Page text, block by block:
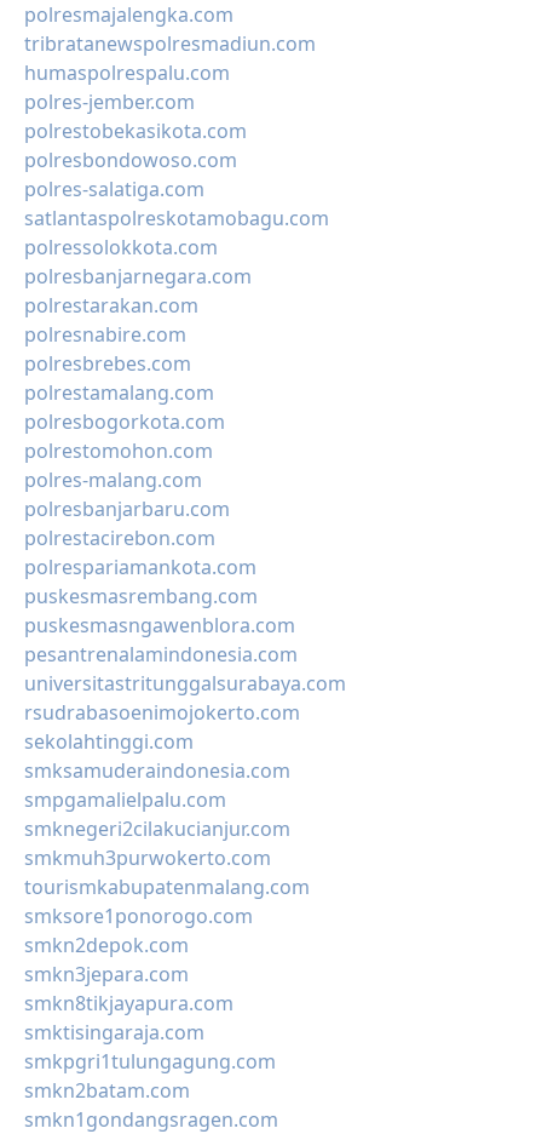
polresmajalengka.com
tribratanewspolresmadiun.com
humaspolrespalu.com
polres-jember.com
polrestobekasikota.com
polresbondowoso.com
polres-salatiga.com
satlantaspolreskotamobagu.com
polressolokkota.com
polresbanjarnegara.com
polrestarakan.com
polresnabire.com
polresbrebes.com
polrestamalang.com
polresbogorkota.com
polrestomohon.com
polres-malang.com
polresbanjarbaru.com
polrestacirebon.com
polrespariamankota.com
puskesmasrembang.com
puskesmasngawenblora.com
pesantrenalamindonesia.com
universitastritunggalsurabaya.com
rsudrabasoenimojokerto.com
sekolahtinggi.com
smksamuderaindonesia.com
smpgamalielpalu.com
smknegeri2cilakucianjur.com
smkmuh3purwokerto.com
tourismkabupatenmalang.com
smksore1ponorogo.com
smkn2depok.com
smkn3jepara.com
smkn8tikjayapura.com
smktisingaraja.com
smkpgri1tulungagung.com
smkn2batam.com
smkn1gondangsragen.com